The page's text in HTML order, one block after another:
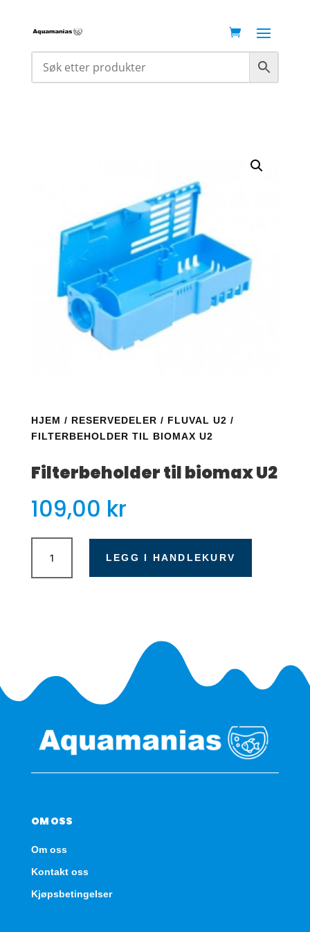
HJEM / RESERVEDELER / FLUVAL U2 /
FILTERBEHOLDER TIL BIOMAX U2
Filterbeholder til biomax U2
109,00 kr
Filterbeholder
biomax
LEGG I HANDLEKURV
OM OSS
Om oss
Kontakt oss
Kjøpsbetingelser